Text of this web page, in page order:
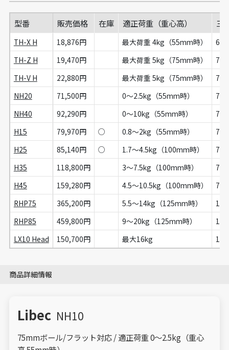
型番 販売価格 在庫 適正荷重（重心高） 三
TH-X H 18,876円 最大荷重 4kg（55mm時）
TH-Z H
19,470円 最大荷重 5kg（75mm時）
TH-V H
22,880円 最大荷重 5kg（75mm時）
NH20
71,500円 0～2.5kg（55mm時）
NH40
92,290円 0～10kg（55mm時）
H15
79,970円 ○ 0.8～2kg（55mm時）
H25
85,140円 ○ 1.7～4.5kg（100mm時）
H35
118,800円 3～7.5kg（100mm時）
H45
159,280円 4.5～10.5kg（100mm時）
RHP75
365,200円 5.5～14kg（125mm時）
RHP85
459,800円 9～20kg（125mm時）
LX10 Head
150,700円 最大16kg
商品詳細情報
Libec NH10
75mmボール/フラット対応 / 適正荷重 0～2.5kg（重心